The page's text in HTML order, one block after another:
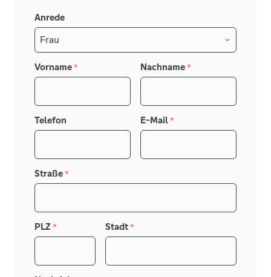
Anrede
Vorname * Nachname *
Telefon E-Mail *
Straße *
PLZ * Stadt *